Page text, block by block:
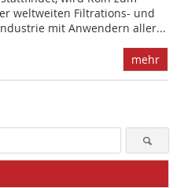
weltweiten Filtrations- und
mit Anwendern aller...
mehr